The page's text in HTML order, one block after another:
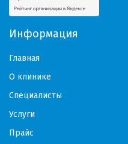
Информация
Главная
О клинике
Специалисты
Услуги
Прайс